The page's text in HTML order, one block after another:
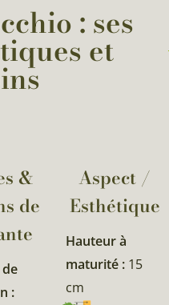
: ses
et
&
de
:
Aspect /
Esthétique
Hauteur à
maturité : 15
cm